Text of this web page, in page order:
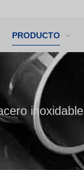
PRODUCTO
inoxidable